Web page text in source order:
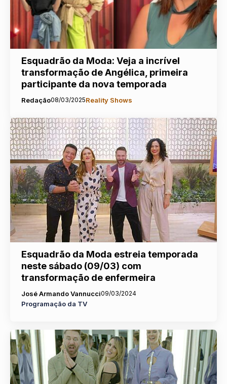
Esquadrão da Moda: Veja a incrível
transformação de Angélica, primeira
participante da nova temporada
Redação08/03/2025Reality Shows
Esquadrão da Moda estreia temporada
neste sábado (09/03) com
transformação de enfermeira
José Armando Vannucci09/03/2024
Programação da TV